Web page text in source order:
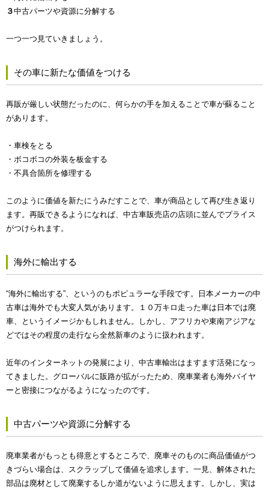
３中古パーツや資源に分解する
一つ一つ見ていきましょう。
その車に新たな価値をつける
再販が厳しい状態だったのに、何らかの手を加えることで車が蘇ること
があります。
・車検をとる
・ボコボコの外装を板金する
・不具合箇所を修理する
このように価値を新たにうみだすことで、車が商品として再び生き返り
ます。再販できるようになれば、中古車販売店の店頭に並んでプライス
がつけられます。
海外に輸出する
“海外に輸出する”、というのもポピュラーな手段です。日本メーカーの中
古車は海外でも大変人気があります。１０万キロ走った車は日本では廃
車、というイメージかもしれません。しかし、アフリカや東南アジアな
どではその程度の走行なら全然新車のように扱われます。
近年のインターネットの発展により、中古車輸出はますます活発になっ
てきました。グローバルに販路が拡がったため、廃車業者も海外バイヤ
ーと密接につながるようになったのです。
中古パーツや資源に分解する
廃車業者がもっとも得意とするところで、廃車そのものに商品価値がつ
きづらい場合は、スクラップして価値を追求します。一見、解体された
部品は廃材として廃棄するしか道がないように思えます。しかし、実は